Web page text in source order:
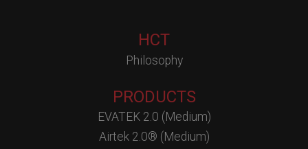
HCT
Philosophy
PRODUCTS
EVATEK 2.0 (Medium)
Airtek 2.0® (Medium)